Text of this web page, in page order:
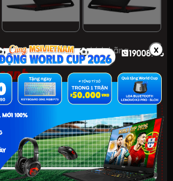
doanh | Loại:Hàng chính hãng
NHẤT TRONG NĂM
Xem chi tiết
- Laptop văn phòng. Giảm đến 700K
5080: Giảm đến 2 TRIỆU +
x